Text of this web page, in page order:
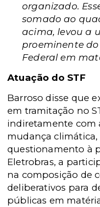
organizado.
somado ao
acima, levou a
proeminente
Federal em
Atuação do STF
Barroso disse que e
em tramitação no
indiretamente com
mudança
questionamento à
Eletrobras, a
na composição de
deliberativos para
públicas em